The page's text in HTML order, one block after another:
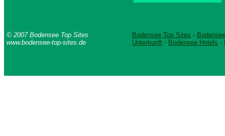
© 2007 Bodensee Top Sites
www.bodensee-top-sites.de
Bodensee Top Sites -
Unterkunft - Bodensee Hotels -